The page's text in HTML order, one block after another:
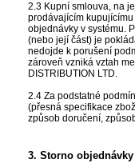
2.3 Kupní smlouva, na
prodávajícím
objednávky v systému.
(nebo její část) je
nedojde k porušení
zároveň vzniká vztah
DISTRIBUTION LTD.
2.4 Za podstatné
(přesná specifikace
způsob doručení,
3. Storno objednávky